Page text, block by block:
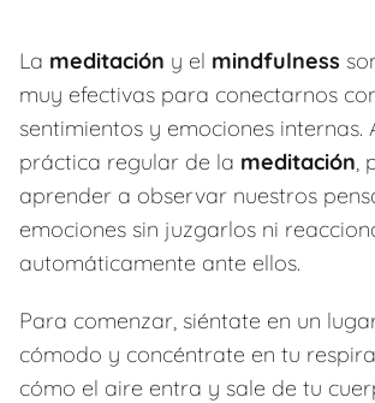
La meditación y el mindfulness
muy efectivas para conectarnos
sentimientos y emociones internas.
práctica regular de la meditación,
aprender a observar nuestros
emociones sin juzgarlos ni
automáticamente ante ellos.
Para comenzar, siéntate en un
cómodo y concéntrate en tu
cómo el aire entra y sale de tu